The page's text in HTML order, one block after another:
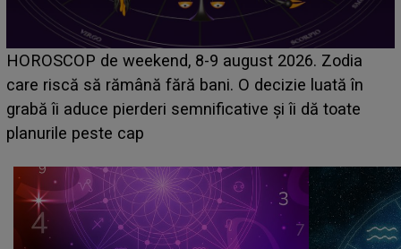
Emanuel a ținut ACEST DETALIU ASCUNS până
acum! În fața Alexandrei, concurentul din Casa Iubirii
face o MĂRTURISIRE NEAȘTEPTATĂ despre mama
sa: "I-am spus și ei în față, eu nu te iubesc pentru